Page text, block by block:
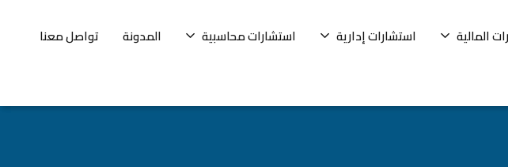
المالية استشارات إدارية استشارات محاسبية المدونة تواصل معنا